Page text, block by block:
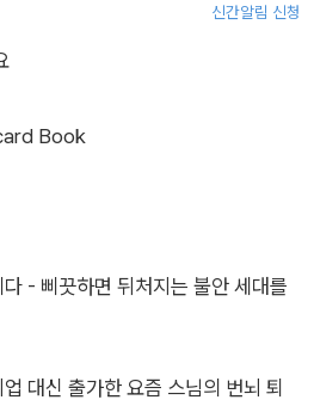
신간알림 신청
Book
- 삐끗하면 뒤처지는 불안 세대를
대신 출가한 요즘 스님의 번뇌 퇴